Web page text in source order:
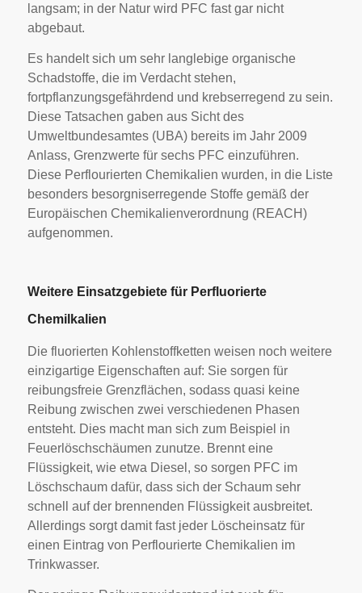
langsam; in der Natur wird PFC fast gar nicht
abgebaut.
Es handelt sich um sehr langlebige organische
Schadstoffe, die im Verdacht stehen,
fortpflanzungsgefährdend und krebserregend zu sein.
Diese Tatsachen gaben aus Sicht des
Umweltbundesamtes (UBA) bereits im Jahr 2009
Anlass, Grenzwerte für sechs PFC einzuführen.
Diese Perflourierten Chemikalien wurden, in die Liste
besonders besorgniserregende Stoffe gemäß der
Europäischen Chemikalienverordnung (REACH)
aufgenommen.
Weitere Einsatzgebiete für Perfluorierte
Chemilkalien
Die fluorierten Kohlenstoffketten weisen noch weitere
einzigartige Eigenschaften auf: Sie sorgen für
reibungsfreie Grenzflächen, sodass quasi keine
Reibung zwischen zwei verschiedenen Phasen
entsteht. Dies macht man sich zum Beispiel in
Feuerlöschschäumen zunutze. Brennt eine
Flüssigkeit, wie etwa Diesel, so sorgen PFC im
Löschschaum dafür, dass sich der Schaum sehr
schnell auf der brennenden Flüssigkeit ausbreitet.
Allerdings sorgt damit fast jeder Löscheinsatz für
einen Eintrag von Perflourierte Chemikalien im
Trinkwasser.